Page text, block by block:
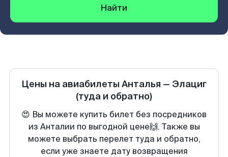
Найти
Цены на авиабилеты Анталья — Элациг
(туда и обратно)
😍 Вы можете купить билет без посредников
из Анталии по выгодной цене🙌. Также вы
можете выбрать перелет туда и обратно,
если уже знаете дату возвращения